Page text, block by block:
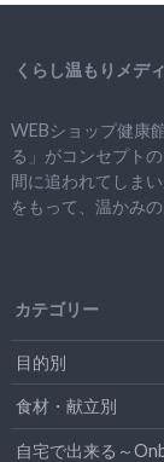
くらし温もりメデ
WEBショップ健康
る」がコンセプト
間に追われてしまい
をもって、 温かみ
カテゴリー
目的別
食材・献立別
自宅で出来る～